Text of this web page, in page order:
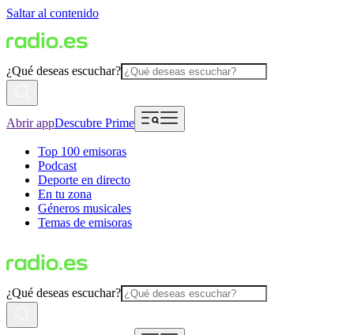
Saltar al contenido
¿Qué deseas escuchar?
Abrir appDescubre Prime
Top 100 emisoras
Podcast
Deporte en directo
En tu zona
Géneros musicales
Temas de emisoras
¿Qué deseas escuchar?